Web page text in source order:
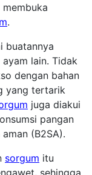
.
buatannya
lain. Tidak
dengan bahan
yang tertarik
juga diakui
pangan
(B2SA).
sorgum itu